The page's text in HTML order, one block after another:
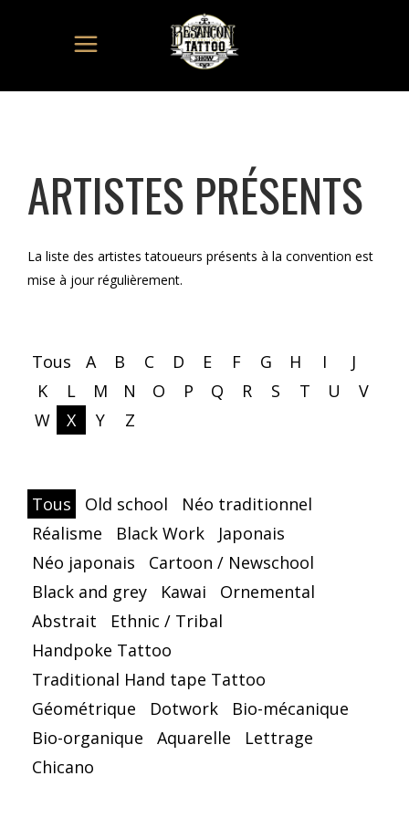
ARTISTES PRÉSENTS
La liste des artistes tatoueurs présents à la convention est
mise à jour régulièrement.
Tous A B C D E F G H I
J
K
L M N O P Q R S T U
V
W
X Y Z
Tous Old school
Néo traditionnel
Réalisme
Black Work
Japonais
Néo japonais
Cartoon / Newschool
Black and grey
Kawai
Ornemental
Abstrait
Ethnic / Tribal
Handpoke Tattoo
Traditional Hand tape Tattoo
Géométrique
Dotwork
Bio-mécanique
Bio-organique
Aquarelle
Lettrage
Chicano